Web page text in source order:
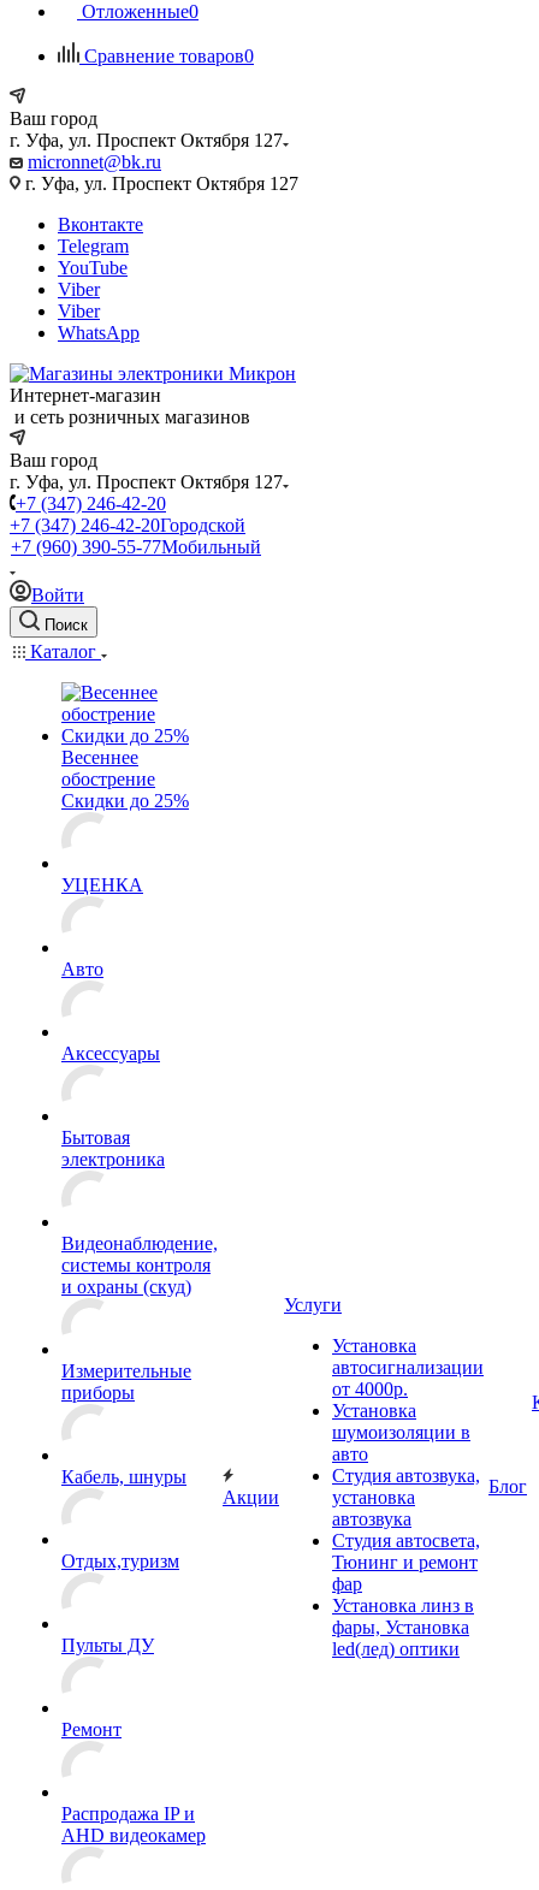
Отложенные0
Сравнение товаров0
Ваш город
г. Уфа, ул. Проспект Октября 127
micronnet@bk.ru
г. Уфа, ул. Проспект Октября 127
Вконтакте
Telegram
YouTube
Viber
Viber
WhatsApp
Интернет-магазин
и сеть розничных магазинов
Ваш город
г. Уфа, ул. Проспект Октября 127
+7 (347) 246-42-20
+7 (347) 246-42-20Городской
+7 (960) 390-55-77Мобильный
Войти
Поиск
Каталог
Весеннее
обострение
Скидки до 25%
УЦЕНКА
Авто
Аксессуары
Бытовая
электроника
Видеонаблюдение,
системы контроля
и охраны (скуд)
Измерительные
приборы
Кабель, шнуры
Отдых,туризм
Пульты ДУ
Ремонт
Распродажа IP и
AHD видеокамер
Акции
Услуги
Установка
автосигнализации
от 4000р.
Установка
шумоизоляции в
авто
Студия автозвука,
установка
автозвука
Студия автосвета,
Тюнинг и ремонт
фар
Установка линз в
фары, Установка
led(лед) оптики
Блог